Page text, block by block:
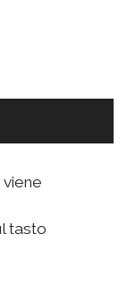
tasto